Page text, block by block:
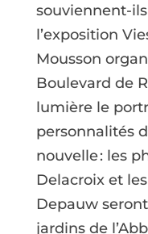
souviennent-
l’exposition
Mousson
Boulevard de
lumière le
personnalités
nouvelle : les
Delacroix et
Depauw
jardins de